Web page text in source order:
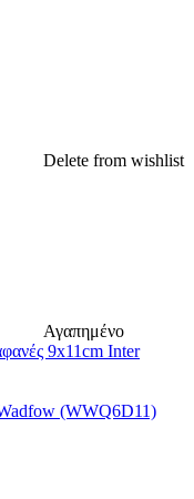
Delete from wishlist
Αγαπημένο
9x11cm Inter